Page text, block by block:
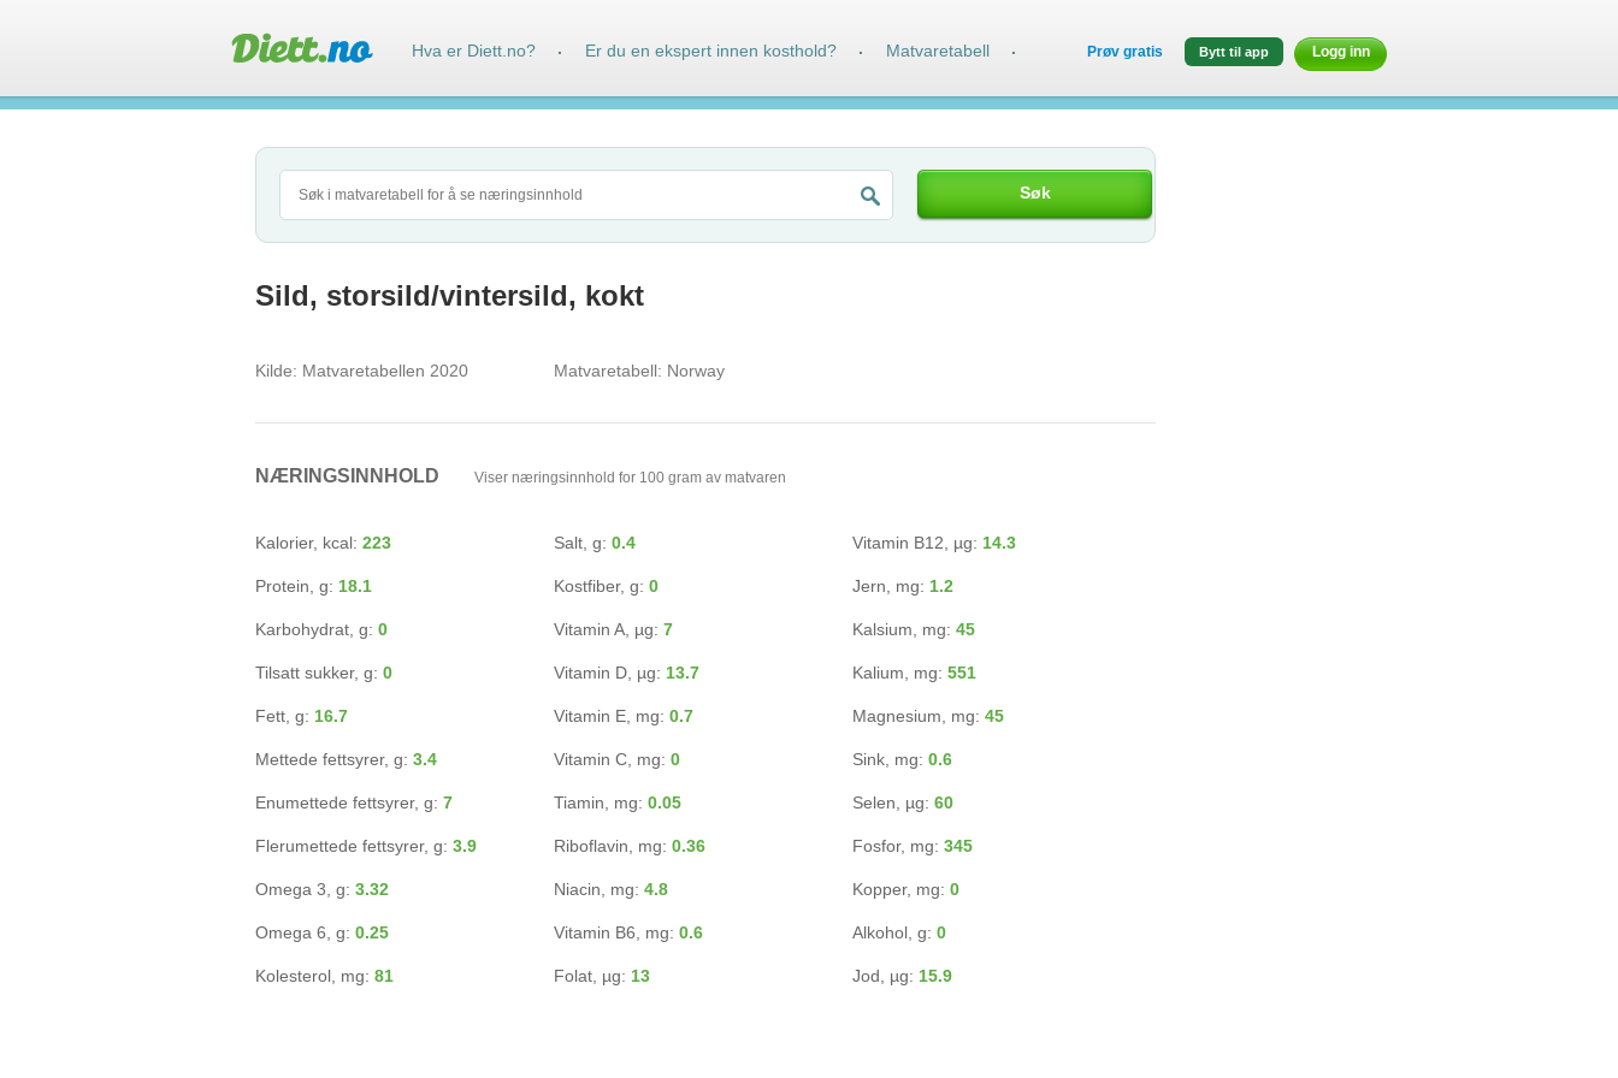
Søk
Sild, storsild/vintersild, kokt
Kilde: Matvaretabellen 2020 Matvaretabell: Norway
NÆRINGSINNHOLD Viser næringsinnhold for 100 gram av matvaren
Kalorier, kcal: 223
Protein, g: 18.1
Karbohydrat, g: 0
Tilsatt sukker, g: 0
Fett, g: 16.7
Mettede fettsyrer, g: 3.4
Enumettede fettsyrer, g: 7
Flerumettede fettsyrer, g: 3.9
Omega 3, g: 3.32
Omega 6, g: 0.25
Kolesterol, mg: 81
Salt, g: 0.4
Kostfiber, g: 0
Vitamin A, µg: 7
Vitamin D, µg: 13.7
Vitamin E, mg: 0.7
Vitamin C, mg: 0
Tiamin, mg: 0.05
Riboflavin, mg: 0.36
Niacin, mg: 4.8
Vitamin B6, mg: 0.6
Folat, µg: 13
Vitamin B12, µg: 14.3
Jern, mg: 1.2
Kalsium, mg: 45
Kalium, mg: 551
Magnesium, mg: 45
Sink, mg: 0.6
Selen, µg: 60
Fosfor, mg: 345
Kopper, mg: 0
Alkohol, g: 0
Jod, µg: 15.9
Hva er Diett.no? · Er du en ekspert innen kosthold? · Matvaretabell · Prøv gratis Bytt til app Logg inn